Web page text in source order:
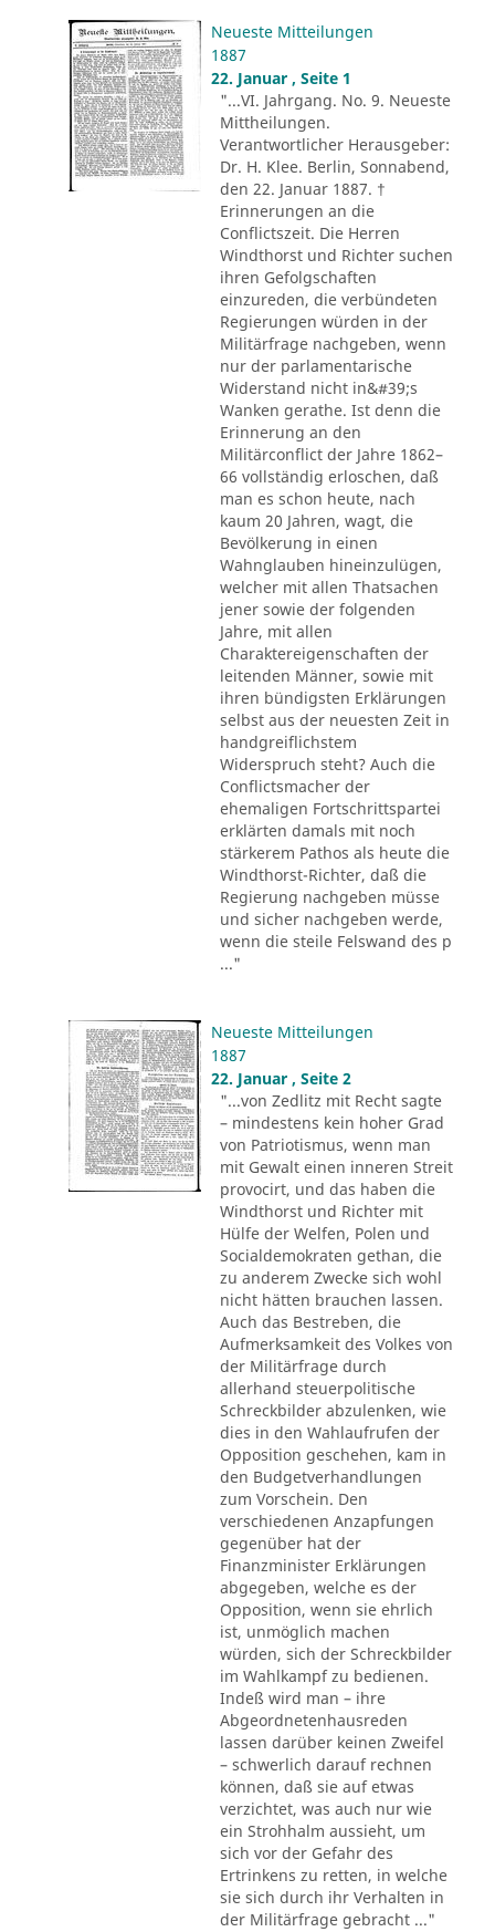
Neueste Mitteilungen
1887
22. Januar , Seite 1
"...VI. Jahrgang. No. 9. Neueste
Mittheilungen.
Verantwortlicher Herausgeber:
Dr. H. Klee. Berlin, Sonnabend,
den 22. Januar 1887. †
Erinnerungen an die
Conflictszeit. Die Herren
Windthorst und Richter suchen
ihren Gefolgschaften
einzureden, die verbündeten
Regierungen würden in der
Militärfrage nachgeben, wenn
nur der parlamentarische
Widerstand nicht in&#39;s
Wanken gerathe. Ist denn die
Erinnerung an den
Militärconflict der Jahre 1862–
66 vollständig erloschen, daß
man es schon heute, nach
kaum 20 Jahren, wagt, die
Bevölkerung in einen
Wahnglauben hineinzulügen,
welcher mit allen Thatsachen
jener sowie der folgenden
Jahre, mit allen
Charaktereigenschaften der
leitenden Männer, sowie mit
ihren bündigsten Erklärungen
selbst aus der neuesten Zeit in
handgreiflichstem
Widerspruch steht? Auch die
Conflictsmacher der
ehemaligen Fortschrittspartei
erklärten damals mit noch
stärkerem Pathos als heute die
Windthorst-Richter, daß die
Regierung nachgeben müsse
und sicher nachgeben werde,
wenn die steile Felswand des p
..."
Neueste Mitteilungen
1887
22. Januar , Seite 2
"...von Zedlitz mit Recht sagte
– mindestens kein hoher Grad
von Patriotismus, wenn man
mit Gewalt einen inneren Streit
provocirt, und das haben die
Windthorst und Richter mit
Hülfe der Welfen, Polen und
Socialdemokraten gethan, die
zu anderem Zwecke sich wohl
nicht hätten brauchen lassen.
Auch das Bestreben, die
Aufmerksamkeit des Volkes von
der Militärfrage durch
allerhand steuerpolitische
Schreckbilder abzulenken, wie
dies in den Wahlaufrufen der
Opposition geschehen, kam in
den Budgetverhandlungen
zum Vorschein. Den
verschiedenen Anzapfungen
gegenüber hat der
Finanzminister Erklärungen
abgegeben, welche es der
Opposition, wenn sie ehrlich
ist, unmöglich machen
würden, sich der Schreckbilder
im Wahlkampf zu bedienen.
Indeß wird man – ihre
Abgeordnetenhausreden
lassen darüber keinen Zweifel
– schwerlich darauf rechnen
können, daß sie auf etwas
verzichtet, was auch nur wie
ein Strohhalm aussieht, um
sich vor der Gefahr des
Ertrinkens zu retten, in welche
sie sich durch ihr Verhalten in
der Militärfrage gebracht ..."